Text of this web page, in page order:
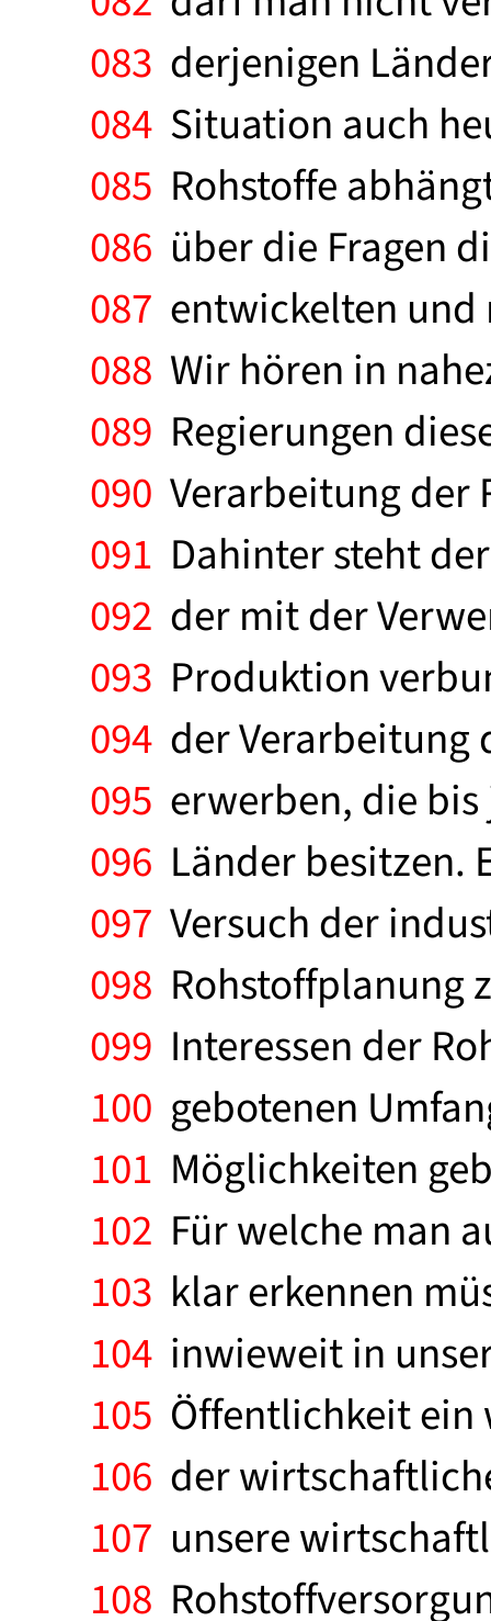
083 derjenigen
084 Situation auch
085 Rohstoffe
086 über die Fragen
087 entwickelten
088 Wir hören in
089 Regierungen
090 Verarbeitung der
091 Dahinter steht
092 der mit der
093 Produktion
094 der Verarbeitung
095 erwerben, die
096 Länder besitzen.
097 Versuch der
098 Rohstoffplanung
099 Interessen der
100 gebotenen
101 Möglichkeiten
102 Für welche man
103 klar erkennen
104 inwieweit in
105 Öffentlichkeit ein
106 der
107 unsere
108